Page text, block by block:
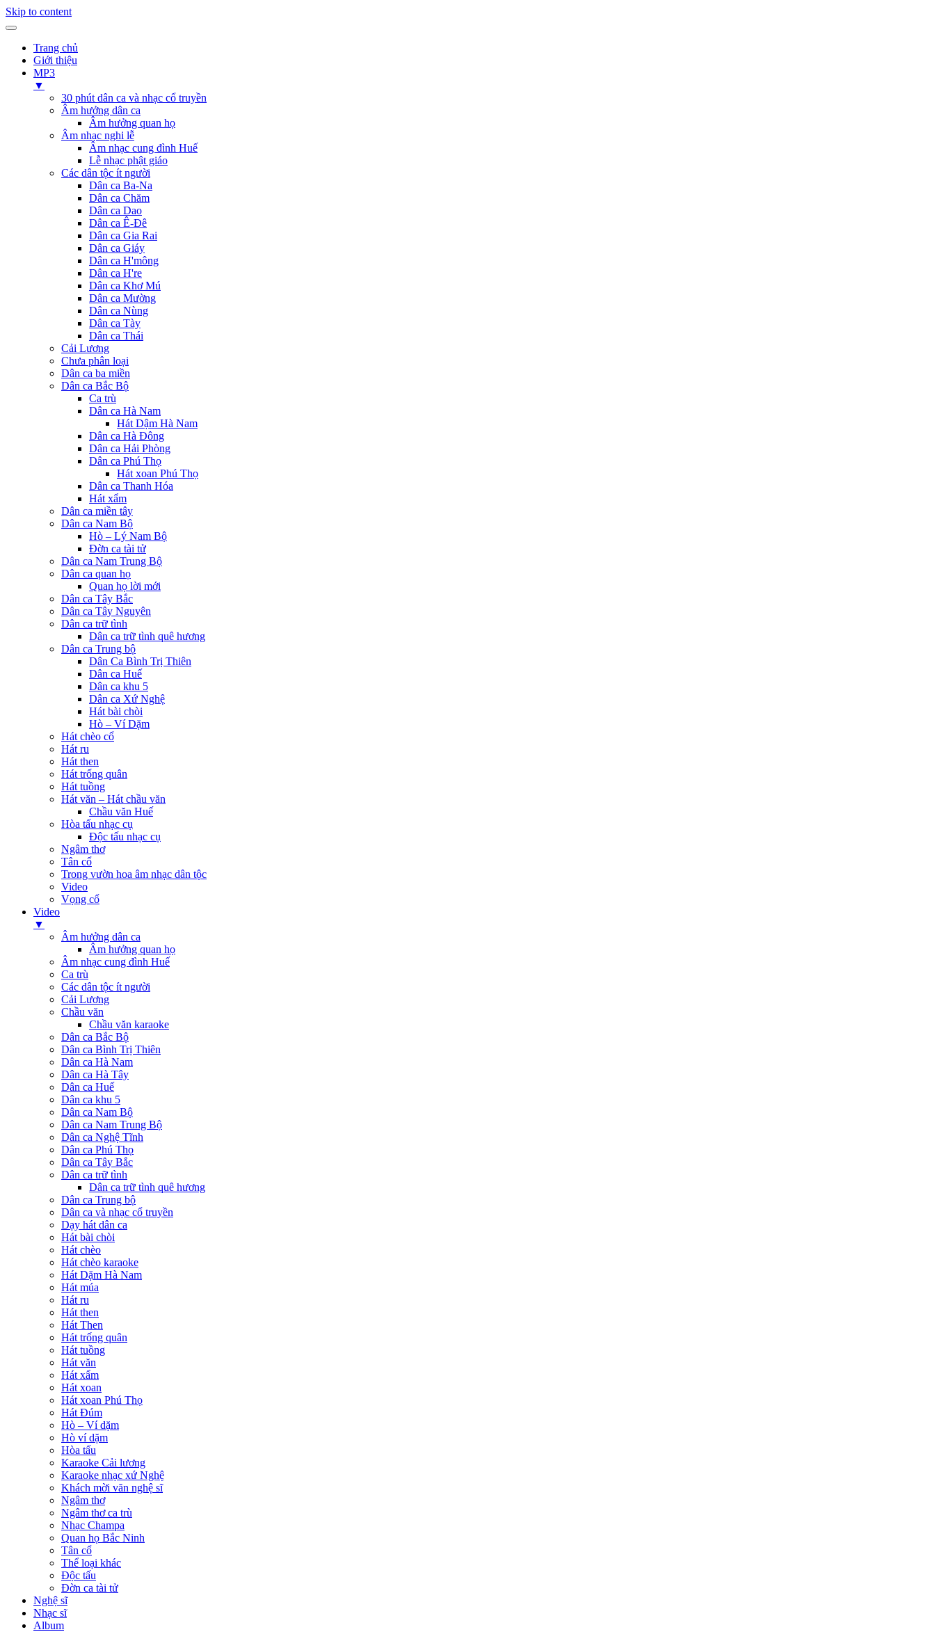
Skip to content
Trang chủ
Giới thiệu
MP3
▼
30 phút dân ca và nhạc cổ truyền
Âm hưởng dân ca
Âm hưởng quan họ
Âm nhạc nghi lễ
Âm nhạc cung đình Huế
Lễ nhạc phật giáo
Các dân tộc ít người
Dân ca Ba-Na
Dân ca Chăm
Dân ca Dao
Dân ca Ê-Đê
Dân ca Gia Rai
Dân ca Giáy
Dân ca H'mông
Dân ca H're
Dân ca Khơ Mú
Dân ca Mường
Dân ca Nùng
Dân ca Tày
Dân ca Thái
Cải Lương
Chưa phân loại
Dân ca ba miền
Dân ca Bắc Bộ
Ca trù
Dân ca Hà Nam
Hát Dậm Hà Nam
Dân ca Hà Đông
Dân ca Hải Phòng
Dân ca Phú Thọ
Hát xoan Phú Thọ
Dân ca Thanh Hóa
Hát xẩm
Dân ca miền tây
Dân ca Nam Bộ
Hò – Lý Nam Bộ
Đờn ca tài tử
Dân ca Nam Trung Bộ
Dân ca quan họ
Quan họ lời mới
Dân ca Tây Bắc
Dân ca Tây Nguyên
Dân ca trữ tình
Dân ca trữ tình quê hương
Dân ca Trung bộ
Dân Ca Bình Trị Thiên
Dân ca Huế
Dân ca khu 5
Dân ca Xứ Nghệ
Hát bài chòi
Hò – Ví Dặm
Hát chèo cổ
Hát ru
Hát then
Hát trống quân
Hát tuồng
Hát văn – Hát chầu văn
Chầu văn Huế
Hòa tấu nhạc cụ
Độc tấu nhạc cụ
Ngâm thơ
Tân cổ
Trong vườn hoa âm nhạc dân tộc
Video
Vọng cổ
Video
▼
Âm hưởng dân ca
Âm hưởng quan họ
Âm nhạc cung đình Huế
Ca trù
Các dân tộc ít người
Cải Lương
Chầu văn
Chầu văn karaoke
Dân ca Bắc Bộ
Dân ca Bình Trị Thiên
Dân ca Hà Nam
Dân ca Hà Tây
Dân ca Huế
Dân ca khu 5
Dân ca Nam Bộ
Dân ca Nam Trung Bộ
Dân ca Nghệ Tĩnh
Dân ca Phú Thọ
Dân ca Tây Bắc
Dân ca trữ tình
Dân ca trữ tình quê hương
Dân ca Trung bộ
Dân ca và nhạc cổ truyền
Dạy hát dân ca
Hát bài chòi
Hát chèo
Hát chèo karaoke
Hát Dặm Hà Nam
Hát múa
Hát ru
Hát then
Hát Then
Hát trống quân
Hát tuồng
Hát văn
Hát xẩm
Hát xoan
Hát xoan Phú Thọ
Hát Đúm
Hò – Ví dặm
Hò ví dặm
Hòa tấu
Karaoke Cải lương
Karaoke nhạc xứ Nghệ
Khách mời văn nghệ sĩ
Ngâm thơ
Ngâm thơ ca trù
Nhạc Champa
Quan họ Bắc Ninh
Tân cổ
Thể loại khác
Độc tấu
Đờn ca tài tử
Nghệ sĩ
Nhạc sĩ
Album